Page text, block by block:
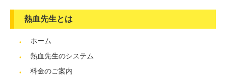
熱血先生とは
ホーム
熱血先生のシステム
料金のご案内